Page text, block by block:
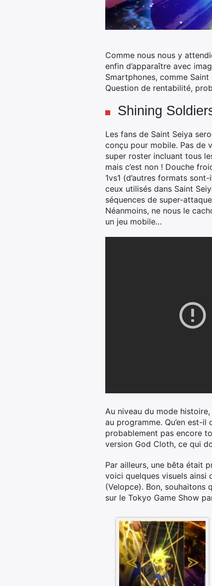
Comme nous nous y
enfin d’apparaître avec
Smartphones, comme Saint
Question de rentabilité,
Shining
Les fans de Saint Seiya
conçu pour mobile. Pas de
super roster incluant tous
mais c’est non ! Douche
1vs1 (d’autres formats
ceux utilisés dans Saint
séquences de super-
Néanmoins, ne nous le
un jeu mobile…
Au niveau du mode histoire,
au programme. Qu’en est-il
probablement pas encore
version God Cloth, ce qui
Par ailleurs, une bêta était
voici quelques visuels ainsi
(Velopce). Bon, souhaitons
sur le Tokyo Game Show